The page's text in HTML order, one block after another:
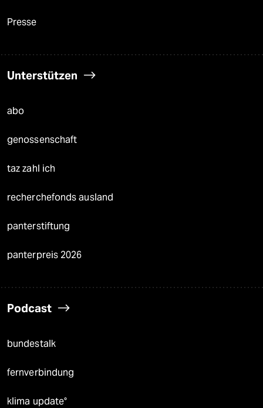
Presse
Unterstützen
abo
genossenschaft
taz zahl ich
recherchefonds ausland
panterstiftung
panterpreis 2026
Podcast
bundestalk
fernverbindung
klima update°